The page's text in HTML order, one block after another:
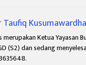
Taufiq
merupakan Ketua Yayasan
(S2) dan sedang